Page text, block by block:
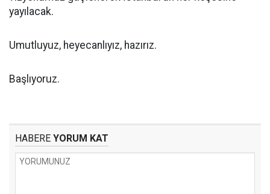
yayılacak.
Umutluyuz, heyecanlıyız, hazırız.
Başlıyoruz.
HABERE YORUM KAT